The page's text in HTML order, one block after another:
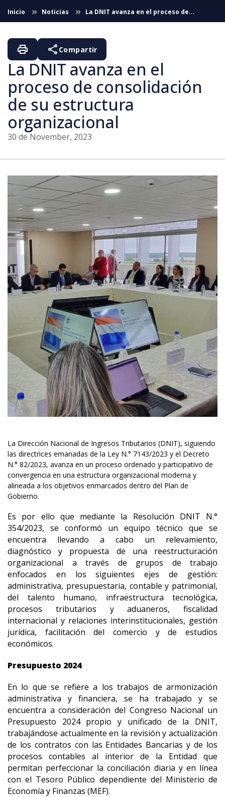
Skip to Main Content
Inicio Noticias
La DNIT avanza en el proceso de
consolidación de su estructura organizacional
La DNIT avanza en el
proceso de consolidación
de su estructura
organizacional
30 de November, 2023
print share Compartir
La Dirección Nacional de Ingresos Tributarios (DNIT), siguiendo
las directrices emanadas de la Ley N.° 7143/2023 y el Decreto
N.° 82/2023, avanza en un proceso ordenado y participativo de
convergencia en una estructura organizacional moderna y
alineada a los objetivos enmarcados dentro del Plan de
Gobierno.
Es por ello que mediante la Resolución DNIT N.°
354/2023, se conformó un equipo técnico que se
encuentra llevando a cabo un relevamiento,
diagnóstico y propuesta de una reestructuración
organizacional a través de grupos de trabajo
enfocados en los siguientes ejes de gestión:
administrativa, presupuestaria, contable y patrimonial,
del talento humano, infraestructura tecnológica,
procesos tributarios y aduaneros, fiscalidad
internacional y relaciones interinstitucionales, gestión
jurídica, facilitación del comercio y de estudios
económicos.
Presupuesto 2024
En lo que se refiere a los trabajos de armonización
administrativa y financiera, se ha trabajado y se
encuentra a consideración del Congreso Nacional un
Presupuesto 2024 propio y unificado de la DNIT,
trabajándose actualmente en la revisión y actualización
de los contratos con las Entidades Bancarias y de los
procesos contables al interior de la Entidad que
permitan perfeccionar la conciliación diaria y en línea
con el Tesoro Público dependiente del Ministerio de
Economía y Finanzas (MEF).